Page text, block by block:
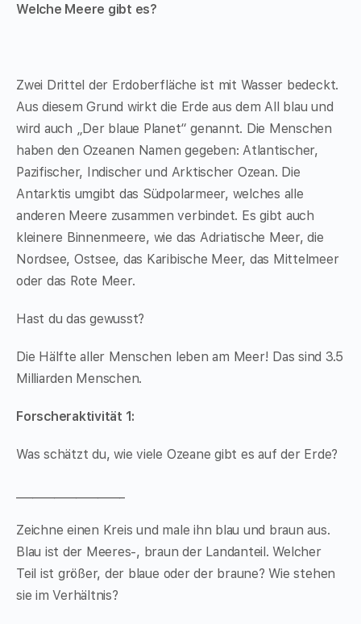
Welche Meere gibt es?
Zwei Drittel der Erdoberfläche ist mit Wasser bedeckt.
Aus diesem Grund wirkt die Erde aus dem All blau und
wird auch „Der blaue Planet“ genannt. Die Menschen
haben den Ozeanen Namen gegeben: Atlantischer,
Pazifischer, Indischer und Arktischer Ozean. Die
Antarktis umgibt das Südpolarmeer, welches alle
anderen Meere zusammen verbindet. Es gibt auch
kleinere Binnenmeere, wie das Adriatische Meer, die
Nordsee, Ostsee, das Karibische Meer, das Mittelmeer
oder das Rote Meer.
Hast du das gewusst?
Die Hälfte aller Menschen leben am Meer! Das sind 3.5
Milliarden Menschen.
Forscheraktivität 1:
Was schätzt du, wie viele Ozeane gibt es auf der Erde?
Zeichne einen Kreis und male ihn blau und braun aus.
Blau ist der Meeres-, braun der Landanteil. Welcher
Teil ist größer, der blaue oder der braune? Wie stehen
sie im Verhältnis?